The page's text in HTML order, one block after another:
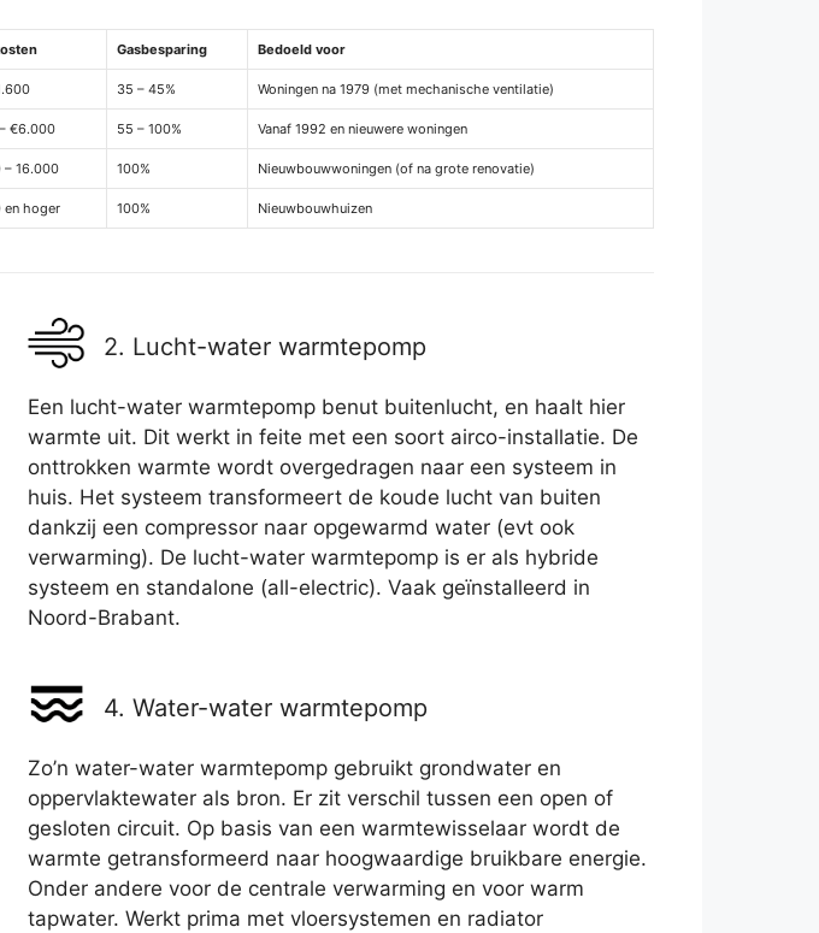
Gasbesparing Bedoeld voor
35 – 45% Woningen na 1979 (met mechanische ventilatie)
€6.000 55 – 100% Vanaf 1992 en nieuwere woningen
– 16.000 100% Nieuwbouwwoningen (of na grote renovatie)
en hoger 100% Nieuwbouwhuizen
2. Lucht-water warmtepomp
Een lucht-water warmtepomp benut buitenlucht, en haalt hier
warmte uit. Dit werkt in feite met een soort airco-installatie. De
onttrokken warmte wordt overgedragen naar een systeem in
huis. Het systeem transformeert de koude lucht van buiten
dankzij een compressor naar opgewarmd water (evt ook
verwarming). De lucht-water warmtepomp is er als hybride
systeem en standalone (all-electric). Vaak geïnstalleerd in
Noord-Brabant.
4. Water-water warmtepomp
Zo’n water-water warmtepomp gebruikt grondwater en
oppervlaktewater als bron. Er zit verschil tussen een open of
gesloten circuit. Op basis van een warmtewisselaar wordt de
warmte getransformeerd naar hoogwaardige bruikbare energie.
Onder andere voor de centrale verwarming en voor warm
tapwater. Werkt prima met vloersystemen en radiator